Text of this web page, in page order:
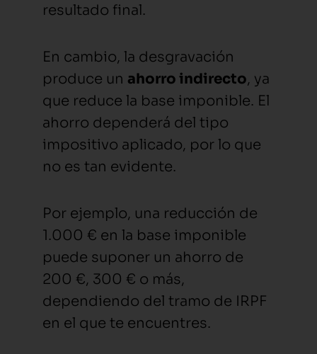
resultado final.
En cambio, la desgravación
produce un ahorro indirecto, ya
que reduce la base imponible. El
ahorro dependerá del tipo
impositivo aplicado, por lo que
no es tan evidente.
Por ejemplo, una reducción de
1.000 € en la base imponible
puede suponer un ahorro de
200 €, 300 € o más,
dependiendo del tramo de IRPF
en el que te encuentres.